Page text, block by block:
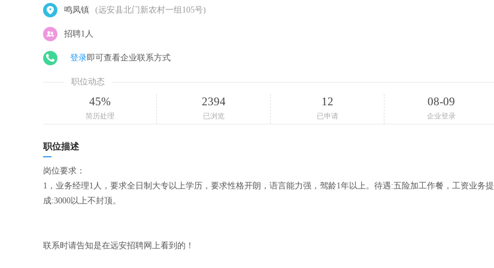
鸣凤镇 (远安县北门新农村一组105号)
招聘1人
登录即可查看企业联系方式
职位动态
45%
简历处理
2394
已浏览
12
已申请
08-09
企业登录
职位描述
岗位要求：
1，业务经理1人，要求全日制大专以上学历，要求性格开朗，语言能力强，驾龄1年以上。待遇:五险加工作餐，工资业务提
成:3000以上不封顶。
联系时请告知是在远安招聘网上看到的！